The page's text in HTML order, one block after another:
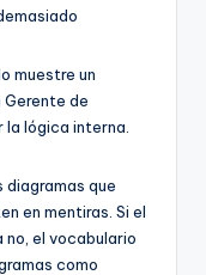
muestre un
Gerente de
lógica interna.
diagramas que
en mentiras. Si el
no, el vocabulario
como